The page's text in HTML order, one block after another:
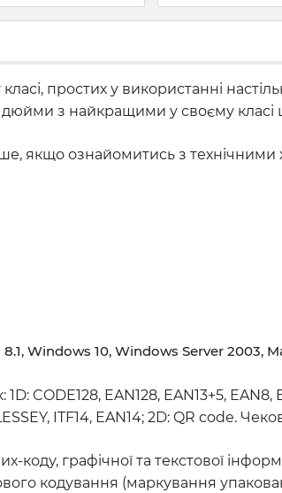
простих у використанні
з найкращими у своєму класі
якщо ознайомитись з технічними
Windows 10, Windows Server 2003,
EAN128, EAN13+5, EAN8,
ITF14, EAN14; 2D: QR code.
графічної та текстової
кодування (маркування